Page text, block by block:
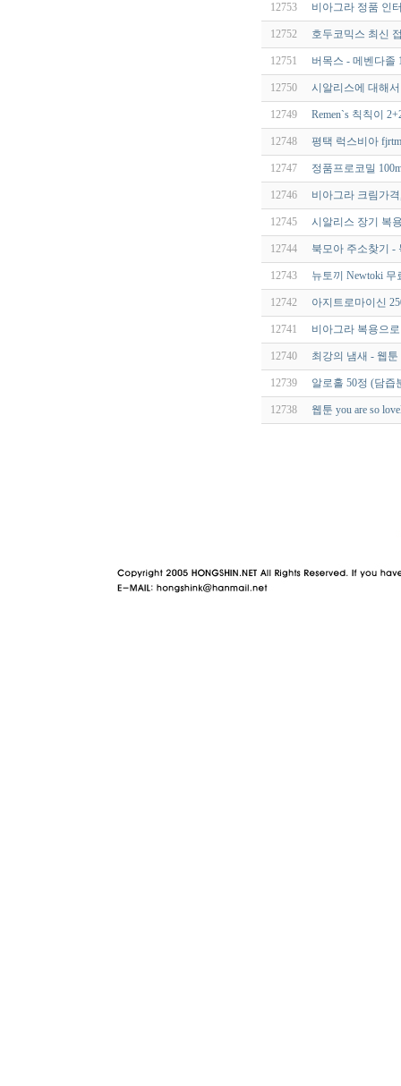
12753 비아그라 정품 인
12752 호두코믹스 최신
12751 버목스 - 메벤다졸
12750 시알리스에 대해서
12749 Remen`s 칙칙이
12748 평택 럭스비아
12747 정품프로코밀
12746 비아그라 크림가
12745 시알리스 장기 복
12744 북모아 주소찾기
12743 뉴토끼 Newtoki
12742 아지트로마이신
12741 비아그라 복용으
12740 최강의 냄새 - 웹
12739 알로홀 50정 (담
12738 웹툰 you are so